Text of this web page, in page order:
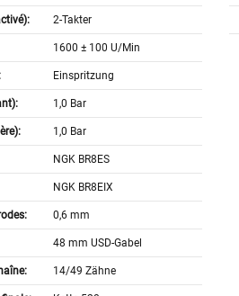
2-Takter
1600 ± 100 U/Min
Einspritzung
1,0 Bar
1,0 Bar
NGK BR8ES
NGK BR8EIX
0,6 mm
48 mm USD-Gabel
14/49 Zähne